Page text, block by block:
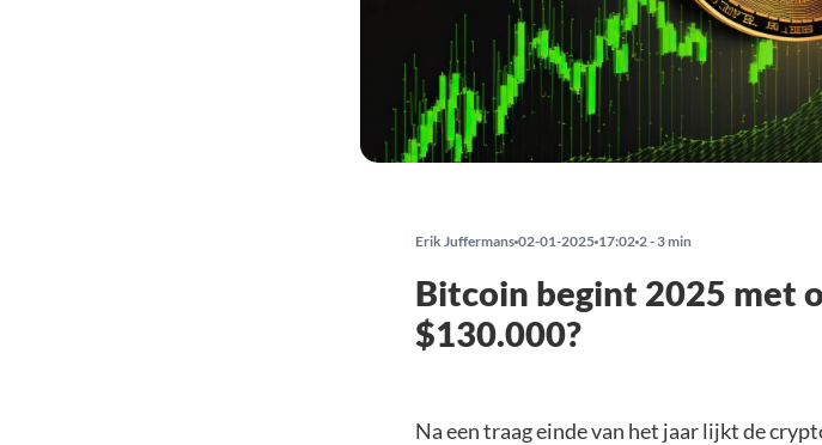
Erik Juffermans 02-01-2025 17:02 2 - 3 min
Bitcoin begint 2025 met
$130.000?
Na een traag einde van het jaar lijkt de